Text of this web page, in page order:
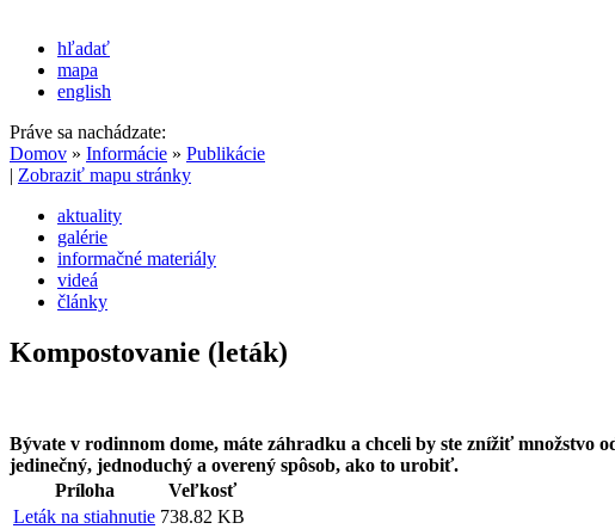
hľadať
mapa
english
Práve sa nachádzate:
Domov » Informácie » Publikácie
| Zobraziť mapu stránky
aktuality
galérie
informačné materiály
videá
články
Kompostovanie (leták)
Bývate v rodinnom dome, máte záhradku a chceli by ste znížiť
jedinečný, jednoduchý a overený spôsob, ako to urobiť.
Príloha
Veľkosť
Leták na stiahnutie 738.82 KB